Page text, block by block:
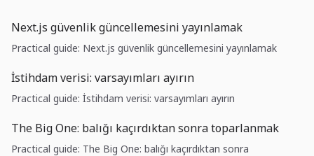
Next.js güvenlik güncellemesini yayınlamak
Practical guide: Next.js güvenlik güncellemesini yayınlamak
İstihdam verisi: varsayımları ayırın
Practical guide: İstihdam verisi: varsayımları ayırın
The Big One: balığı kaçırdıktan sonra toparlanmak
Practical guide: The Big One: balığı kaçırdıktan sonra